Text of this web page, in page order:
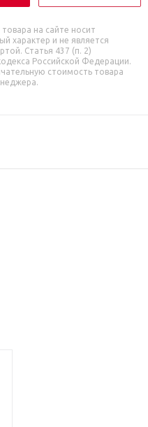
на сайте носит
характер и не является
Статья 437 (п. 2)
Российской Федерации.
стоимость товара